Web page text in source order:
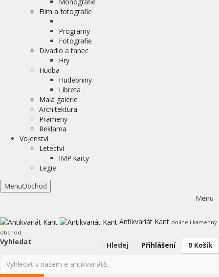
Film a fotografie
Programy
Fotografie
Divadlo a tanec
Hry
Hudba
Hudebniny
Libreta
Malá galerie
Architektura
Prameny
Reklama
Vojenství
Letectví
IMP karty
Legie
MenuObchod
Menu
Antikvariát Kant online i kamenný
obchod
0 Košík
Přihlášení
Hledej
Vyhledat